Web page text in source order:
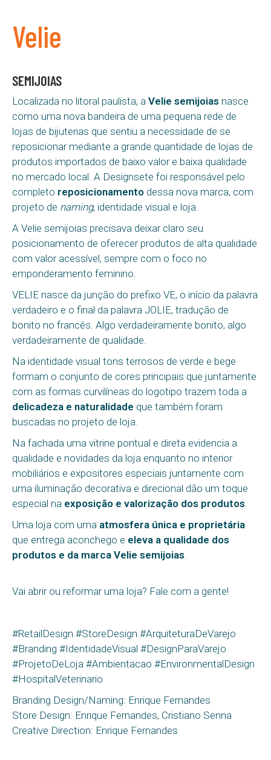
Velie
SEMIJOIAS
Localizada no litoral paulista, a Velie semijoias nasce
como uma nova bandeira de uma pequena rede de
lojas de bijuterias que sentiu a necessidade de se
reposicionar mediante a grande quantidade de lojas de
produtos importados de baixo valor e baixa qualidade
no mercado local. A Designsete foi responsável pelo
completo reposicionamento dessa nova marca, com
projeto de naming, identidade visual e loja.
A Velie semijoias precisava deixar claro seu
posicionamento de oferecer produtos de alta qualidade
com valor acessível, sempre com o foco no
emponderamento feminino.
VELIE nasce da junção do prefixo VE, o início da palavra
verdadeiro e o final da palavra JOLIE, tradução de
bonito no francês. Algo verdadeiramente bonito, algo
verdadeiramente de qualidade.
Na identidade visual tons terrosos de verde e bege
formam o conjunto de cores principais que juntamente
com as formas curvilíneas do logotipo trazem toda a
delicadeza e naturalidade que também foram
buscadas no projeto de loja.
Na fachada uma vitrine pontual e direta evidencia a
qualidade e novidades da loja enquanto no interior
mobiliários e expositores especiais juntamente com
uma iluminação decorativa e direcional dão um toque
especial na exposição e valorização dos produtos.
Uma loja com uma atmosfera única e proprietária
que entrega aconchego e eleva a qualidade dos
produtos e da marca Velie semijoias.
Vai abrir ou reformar uma loja? Fale com a gente!
#RetailDesign #StoreDesign #ArquiteturaDeVarejo
#Branding #IdentidadeVisual #DesignParaVarejo
#ProjetoDeLoja #Ambientacao #EnvironmentalDesign
#HospitalVeterinario
Branding Design/Naming: Enrique Fernandes
Store Design: Enrique Fernandes, Cristiano Senna
Creative Direction: Enrique Fernandes